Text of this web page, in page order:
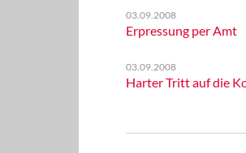
03.09.2008
Erpressung per Amt
03.09.2008
Harter Tritt auf die